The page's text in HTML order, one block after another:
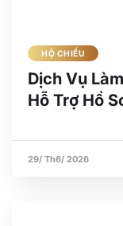
HỘ CHIẾU
Dịch Vụ
Hỗ Trợ Hồ
29/ Th6/ 2026